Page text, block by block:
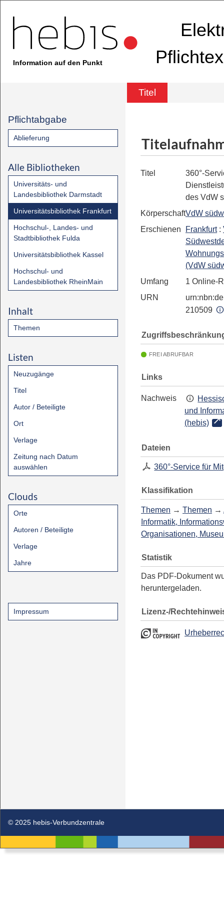
Information auf den Punkt
Titel
Pflichtabgabe
Ablieferung
Alle Bibliotheken
Universitäts- und
Landesbibliothek Darmstadt
Universitätsbibliothek Frankfurt
Hochschul-, Landes- und
Stadtbibliothek Fulda
Universitätsbibliothek Kassel
Hochschul- und
Landesbibliothek RheinMain
Inhalt
Themen
Listen
Neuzugänge
Titel
Autor / Beteiligte
Ort
Verlage
Zeitung nach Datum
auswählen
Clouds
Orte
Autoren / Beteiligte
Verlage
Jahre
Impressum
Titel
360°-
des VdW
KörperschaftVdW
Erschienen
Frankfurt:
(VdW
Umfang
1 Online-
URN
210509
FREI ABRUFBAR
Links
Nachweis
und
(hebis)
Dateien
360°-Service für
Klassifikation
Themen → Themen →
Informatik,
Organisationen,
Statistik
Das PDF-Dokument
heruntergeladen.
Lizenz-/
© 2025 hebis-Verbundzentrale